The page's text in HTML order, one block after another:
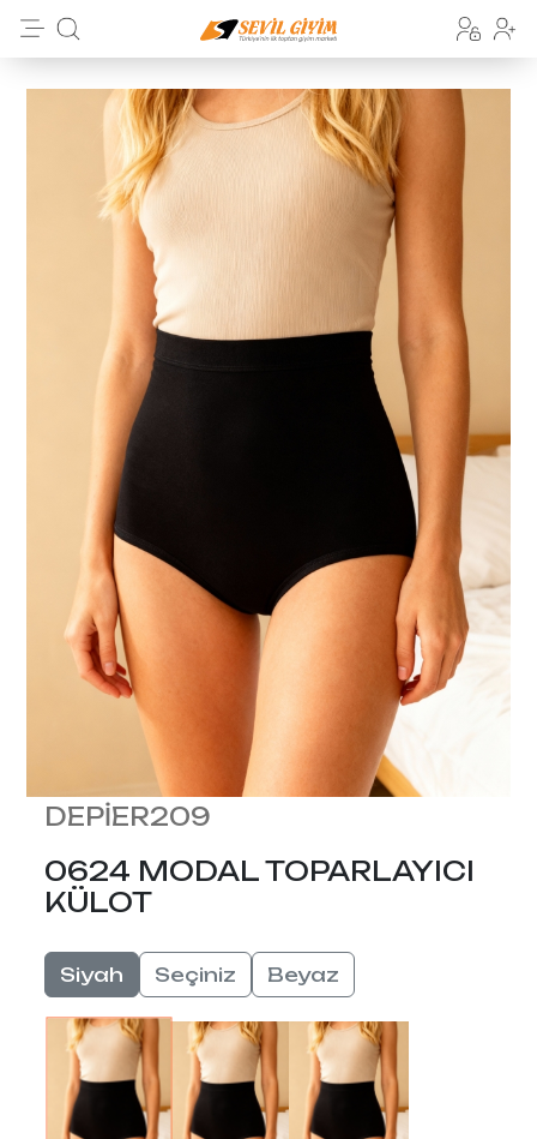
DEPİER209
0624 MODAL TOPARLAYICI
KÜLOT
Siyah Seçiniz Beyaz